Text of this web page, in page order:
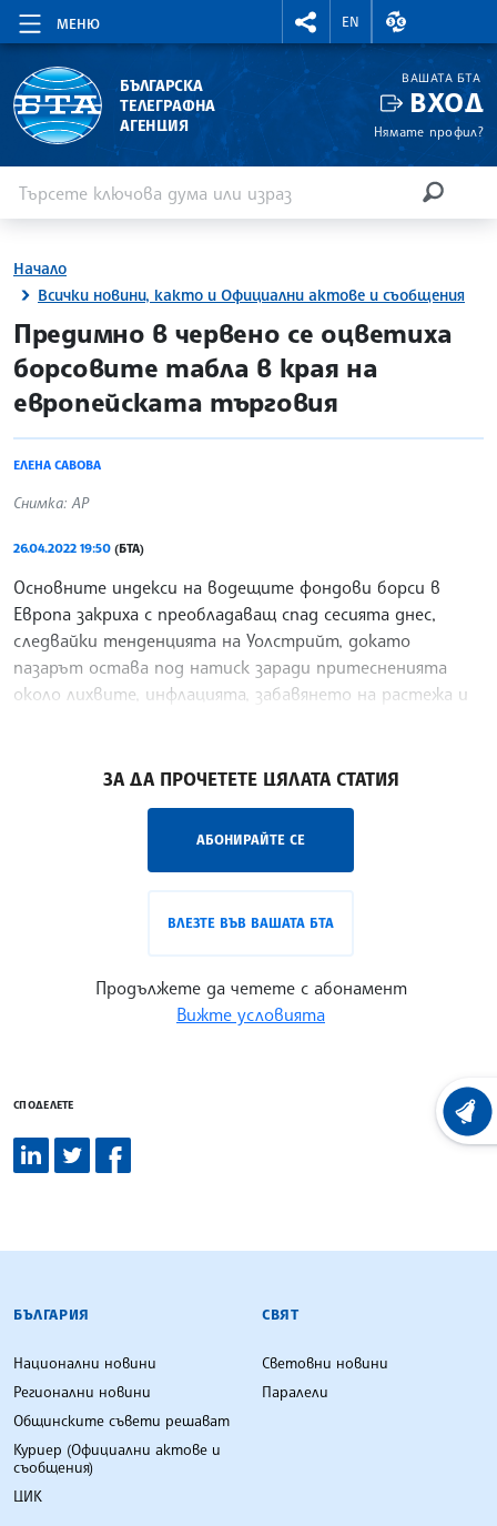
МЕНЮ
RIGHTMENU.SOCIAL
EN
ВАЛУТНИ
БЪЛГАРСКА
ТЕЛЕГРАФНА
АГЕНЦИЯ
ВАШАТА БТА
ВХОД
Нямате профил?
Начало
Всички новини, както и Официални актове и съобщения
site.bta
Предимно в червено се оцветиха
борсовите табла в края на
европейската търговия
ЕЛЕНА САВОВА
Снимка: AP
26.04.2022 19:50 (БТА)
Основните индекси на водещите фондови борси в
Европа закриха с преобладаващ спад сесията днес,
следвайки тенденцията на Уолстрийт, докато
пазарът остава под натиск заради притесненията
около лихвите, инфлацията, забавянето на растежа и
ЗА ДА ПРОЧЕТЕТЕ ЦЯЛАТА СТАТИЯ
АБОНИРАЙТЕ СЕ
ВЛЕЗТЕ ВЪВ ВАШАТА БТА
Продължете да четете с абонамент
Вижте условията
СПОДЕЛЕТЕ
БЪЛГАРСКА ТЕЛЕГРАФНА АГЕНЦИЯ
БЪЛГАРИЯ
Национални новини
Регионални новини
Общинските съвети решават
Куриер (Официални актове и
съобщения)
ЦИК
СВЯТ
Световни новини
Паралели